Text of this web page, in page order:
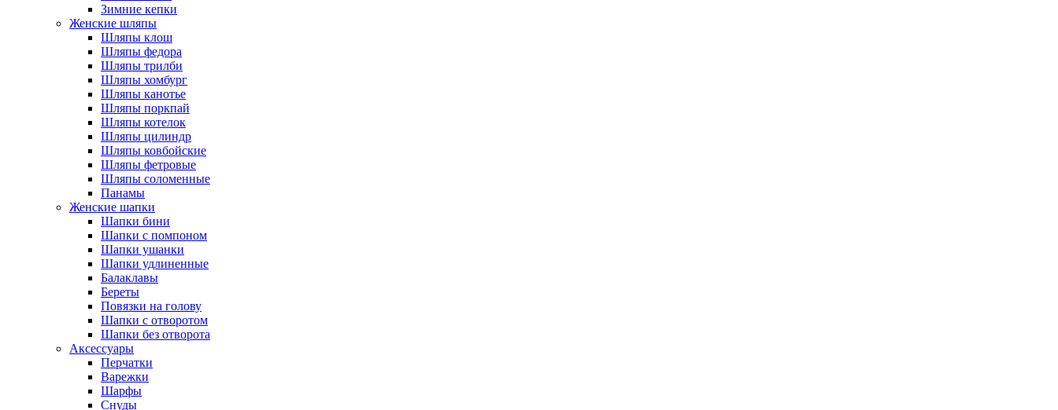
Зимние кепки
Женские шляпы
Шляпы клош
Шляпы федора
Шляпы трилби
Шляпы хомбург
Шляпы канотье
Шляпы поркпай
Шляпы котелок
Шляпы цилиндр
Шляпы ковбойские
Шляпы фетровые
Шляпы соломенные
Панамы
Женские шапки
Шапки бини
Шапки с помпоном
Шапки ушанки
Шапки удлиненные
Балаклавы
Береты
Повязки на голову
Шапки с отворотом
Шапки без отворота
Аксессуары
Перчатки
Варежки
Шарфы
Снуды